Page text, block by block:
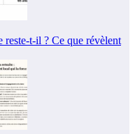
reste-t-il ? Ce que révèlent